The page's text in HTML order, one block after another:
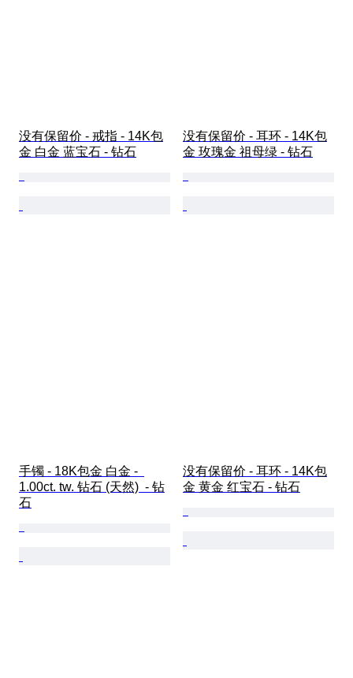
没有保留价 - 戒指 - 14K包
金 白金 蓝宝石 - 钻石
没有保留价 - 耳环 - 14K包
金 玫瑰金 祖母绿 - 钻石
手镯 - 18K包金 白金 -
1.00ct. tw. 钻石 (天然)  - 钻
石
没有保留价 - 耳环 - 14K包
金 黄金 红宝石 - 钻石